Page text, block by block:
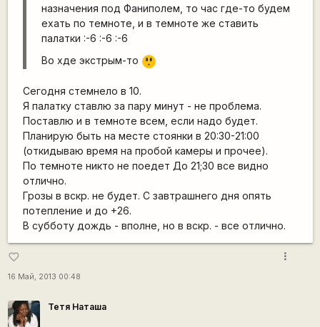
назначения под Фаниполем, то час где-то будем
ехать по темноте, и в темноте же ставить
палатки :-6 :-6 :-6
Во хде экстрым-то
=8
O
Сегодня стемнело в 10.
Я палатку ставлю за пару минут - не проблема.
Поставлю и в темноте всем, если надо будет.
Планирую быть на месте стоянки в 20:30-21:00
(откидываю время на пробой камеры и прочее).
По темноте никто не поедет До 21;30 все видно
отлично.
Грозы в вскр. не будет. С завтрашнего дня опять
потепление и до +26.
В субботу дождь - вполне, но в вскр. - все отлично.
favorite_border
16 Май, 2013 00:48
more_vert
Тетя Наташа